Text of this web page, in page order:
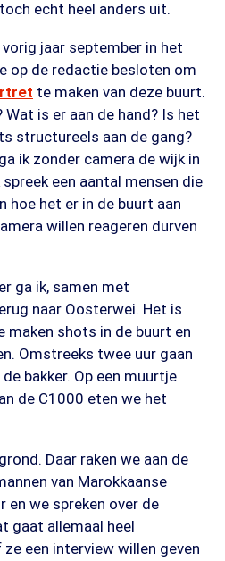
echt heel anders uit.
jaar september in het
op de redactie besloten om
te maken van deze buurt.
is er aan de hand? Is het
structureels aan de gang?
ik zonder camera de wijk in
een aantal mensen die
hoe het er in de buurt aan
willen reageren durven
ga ik, samen met
naar Oosterwei. Het is
maken shots in de buurt en
Omstreeks twee uur gaan
bakker. Op een muurtje
de C1000 eten we het
Daar raken we aan de
van Marokkaanse
we spreken over de
gaat allemaal heel
een interview willen geven